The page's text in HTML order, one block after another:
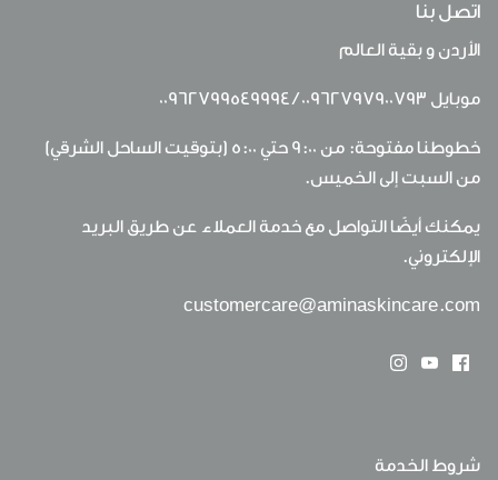
اتصل بنا
الأردن و بقية العالم
موبايل 00962797900793
/
00962799549994
خطوطنا مفتوحة: من 9:00 حتي 5:00 (بتوقيت الساحل الشرقي)
من السبت إلى الخميس.
يمكنك أيضًا التواصل مع خدمة العملاء عن طريق البريد
الإلكتروني.
customercare@aminaskincare.com
شروط الخدمة